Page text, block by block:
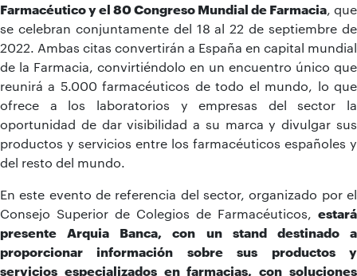
Farmacéutico y el 80 Congreso Mundial de Farmacia , que
se celebran conjuntamente del 18 al 22 de septiembre de
2022. Ambas citas convertirán a España en capital mundial
de la Farmacia, convirtiéndolo en un encuentro único que
reunirá a 5.000 farmacéuticos de todo el mundo, lo que
ofrece a los laboratorios y empresas del sector la
oportunidad de dar visibilidad a su marca y divulgar sus
productos y servicios entre los farmacéuticos españoles y
del resto del mundo.
En este evento de referencia del sector, organizado por el
Consejo Superior de Colegios de Farmacéuticos, estará
presente Arquia Banca, con un stand destinado a
proporcionar información sobre sus productos y
servicios especializados en farmacias, con soluciones